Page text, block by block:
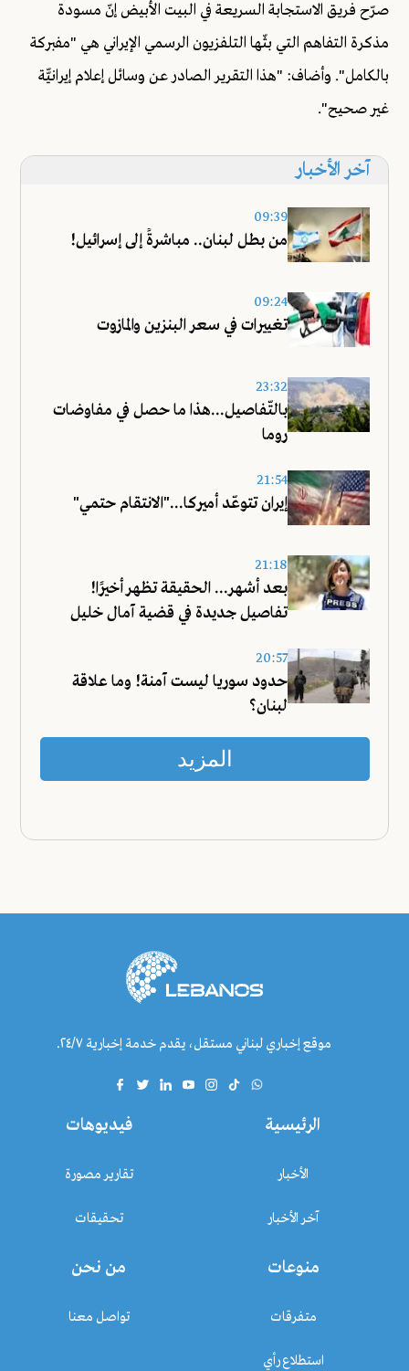
صرّح فريق الاستجابة السريعة في البيت الأبيض إنّ مسودة
مذكرة التفاهم التي بثّها التلفزيون الرسمي الإيراني هي "مفبركة
بالكامل". وأضاف: "هذا التقرير الصادر عن وسائل إعلام إيرانيّّة
غير صحيح".
آخر الأخبار
09:39
من بطل لبنان.. مباشرةً إلى إسرائيل!
09:24
تغييرات في سعر البنزين والمازوت
23:32
بالتّفاصيل...هذا ما حصل في مفاوضات
روما
21:54
إيران تتوعّد أميركا..."الانتقام حتمي"
21:18
بعد أشهر... الحقيقة تظهر أخيرًا!
تفاصيل جديدة في قضية آمال خليل
20:57
حدود سوريا ليست آمنة! وما علاقة
لبنان؟
المزيد
موقع إخباري لبناني مستقل، يقدم خدمة إخبارية ٢٤/٧.
الرئيسية
الأخبار
آخر الأخبار
فيديوهات
تقارير مصورة
تحقيقات
منوعات
متفرقات
استطلاع رأي
من نحن
تواصل معنا